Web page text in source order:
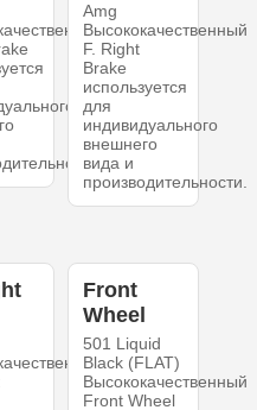
Amg
Высококачественный
F. Right
Brake
используется
для
индивидуального
внешнего
вида и
производительности.
Front
Wheel
501 Liquid
Black (FLAT)
Высококачественный
Front Wheel